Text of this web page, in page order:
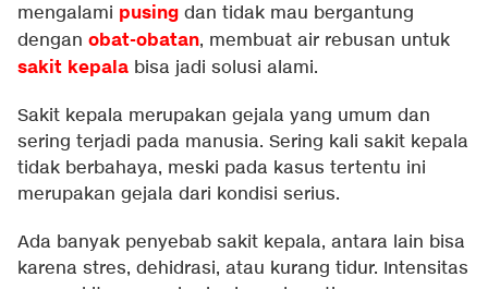
mengalami pusing dan tidak mau bergantung
dengan obat-obatan, membuat air rebusan untuk
sakit kepala bisa jadi solusi alami.
Sakit kepala merupakan gejala yang umum dan
sering terjadi pada manusia. Sering kali sakit kepala
tidak berbahaya, meski pada kasus tertentu ini
merupakan gejala dari kondisi serius.
Ada banyak penyebab sakit kepala, antara lain bisa
karena stres, dehidrasi, atau kurang tidur. Intensitas